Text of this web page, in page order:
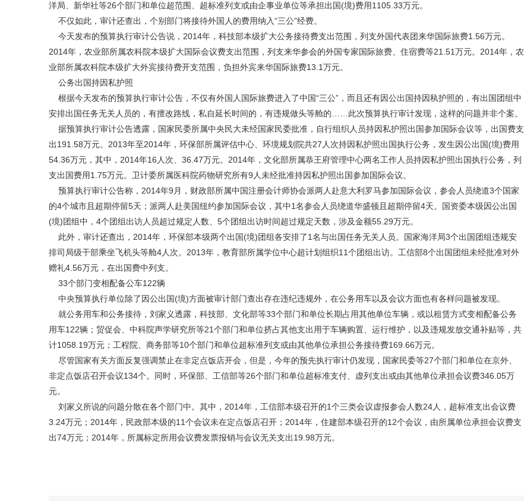
洋局、新华社等26个部门和单位超范围、超标准列支或由企事业单位等承担出国(境)费用1105.33万元。
不仅如此，审计还查出，个别部门将接待外国人的费用纳入“三公”经费。
今天发布的预算执行审计公告说，2014年，科技部本级扩大公务接待费支出范围，列支外国代表团来华国际旅费1.56万元。
2014年，农业部所属农科院本级扩大国际会议费支出范围，列支来华参会的外国专家国际旅费、住宿费等21.51万元。2014年，农
业部所属农科院本级扩大外宾接待费开支范围，负担外宾来华国际旅费13.1万元。
公务出国持因私护照
根据今天发布的预算执行审计公告，不仅有外国人国际旅费进入了中国“三公”，而且还有因公出国持因秇护照的，有出国团组中
安排出国任务无关人员的，有擅改路线，私自延长时间的，有违规做头等舱的……此次预算执行审计发现，这样的问题并非个案。
据预算执行审计公告透露，国家民委所属中央民大未经国家民委批准，自行组织人员持因私护照出国参加国际会议等，出国费支
出191.58万元。2013年至2014年，环保部所属评估中心、环境规划院共27人次持因私护照出国执行公务，发生因公出国(境)费用
54.36万元，其中，2014年16人次、36.47万元。2014年，文化部所属恭王府管理中心两名工作人员持因私护照出国执行公务，列
支出国费用1.75万元。卫计委所属医科院药物研究所有9人未经批准持因私护照出国参加国际会议。
预算执行审计公告称，2014年9月，财政部所属中国注册会计师协会派两人赴意大利罗马参加国际会议，参会人员绕道3个国家
的4个城市且超期停留5天；派两人赴美国纽约参加国际会议，其中1名参会人员绕道华盛顿且超期停留4天。国资委本级因公出国
(境)团组中，4个团组出访人员超过规定人数、5个团组出访时间超过规定天数，涉及金额55.29万元。
此外，审计还查出，2014年，环保部本级两个出国(境)团组各安排了1名与出国任务无关人员。国家海洋局3个出国团组违规安
排司局级干部乘坐飞机头等舱4人次。2013年，教育部所属学位中心超计划组织11个团组出访。工信部8个出国团组未经批准对外
赠礼4.56万元，在出国费中列支。
33个部门变相配备公车122辆
中央预算执行单位除了因公出国(境)方面被审计部门查出存在违纪违规外，在公务用车以及会议方面也有各样问题被发现。
就公务用车和公务接待，刘家义透露，科技部、文化部等33个部门和单位长期占用其他单位车辆，或以租赁方式变相配备公务
用车122辆；贸促会、中科院声学研究所等21个部门和单位挤占其他支出用于车辆购置、运行维护，以及违规发放交通补贴等，共
计1058.19万元；工程院、商务部等10个部门和单位超标准列支或由其他单位承担公务接待费169.66万元。
尽管国家有关方面反复强调禁止在非定点饭店开会，但是，今年的预先执行审计仍发现，国家民委等27个部门和单位在京外、
非定点饭店召开会议134个。同时，环保部、工信部等26个部门和单位超标准支付、虚列支出或由其他单位承担会议费346.05万
元。
刘家义所说的问题分散在各个部门中。其中，2014年，工信部本级召开的1个三类会议虚报参会人数24人，超标准支出会议费
3.24万元；2014年，民政部本级的11个会议未在定点饭店召开；2014年，住建部本级召开的12个会议，由所属单位承担会议费支
出74万元；2014年，所属标定所用会议费发票报销与会议无关支出19.98万元。